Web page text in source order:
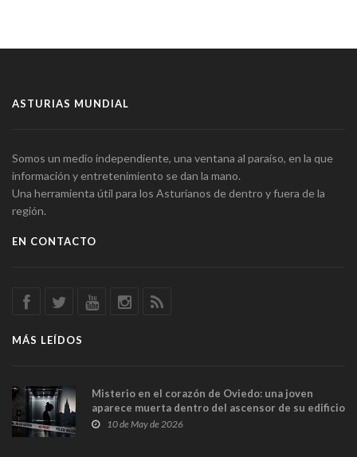
ASTURIAS MUNDIAL
Somos un medio independiente, una ventana al paraíso, en la que
información y entretenimiento se dan la mano.
Una herramienta útil para los Asturianos de dentro y fuera de la
región.
EN CONTACTO
MÁS LEÍDOS
Misterio en el corazón de Oviedo: una joven
aparece muerta dentro del ascensor de su edificio
y las cámaras captan sus últimos minutos
10 de May de 2026